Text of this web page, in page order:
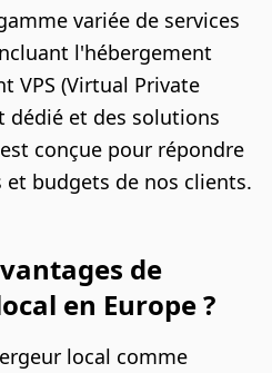
variée de services
l'hébergement
VPS (Virtual Private
dédié et des solutions
conçue pour répondre
budgets de nos clients.
de
en Europe ?
local comme